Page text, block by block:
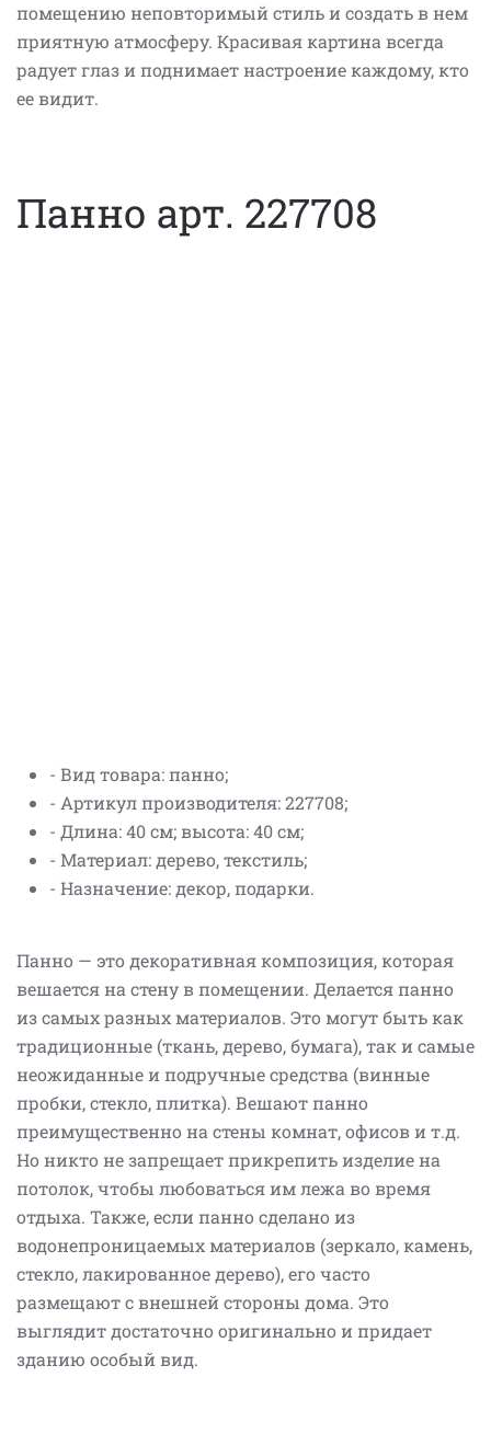
помещению неповторимый стиль и создать в нем
приятную атмосферу. Красивая картина всегда
радует глаз и поднимает настроение каждому, кто
ее видит.
Панно арт. 227708
- Вид товара: панно;
- Артикул производителя: 227708;
- Длина: 40 см; высота: 40 см;
- Материал: дерево, текстиль;
- Назначение: декор, подарки.
Панно — это декоративная композиция, которая
вешается на стену в помещении. Делается панно
из самых разных материалов. Это могут быть как
традиционные (ткань, дерево, бумага), так и самые
неожиданные и подручные средства (винные
пробки, стекло, плитка). Вешают панно
преимущественно на стены комнат, офисов и т.д.
Но никто не запрещает прикрепить изделие на
потолок, чтобы любоваться им лежа во время
отдыха. Также, если панно сделано из
водонепроницаемых материалов (зеркало, камень,
стекло, лакированное дерево), его часто
размещают с внешней стороны дома. Это
выглядит достаточно оригинально и придает
зданию особый вид.